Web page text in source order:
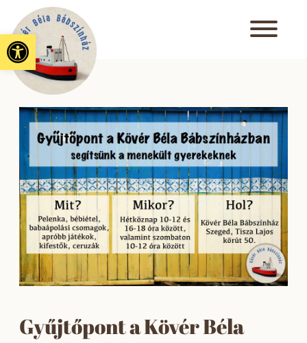
Eszköztár megnyitása
Gyűjtőpont a Kövér Béla